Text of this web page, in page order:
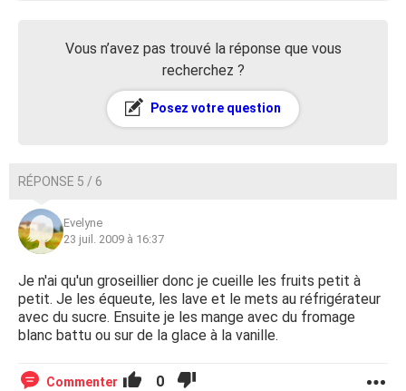
Vous n’avez pas trouvé la réponse que vous
recherchez ?
Posez votre question
RÉPONSE 5 / 6
Evelyne
23 juil. 2009 à 16:37
Je n'ai qu'un groseillier donc je cueille les fruits petit à
petit. Je les équeute, les lave et le mets au réfrigérateur
avec du sucre. Ensuite je les mange avec du fromage
blanc battu ou sur de la glace à la vanille.
Commenter 0